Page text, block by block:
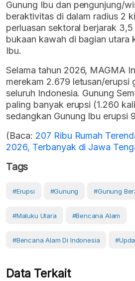
Gunung Ibu dan pengunjung/
beraktivitas di dalam radius 2
perluasan sektoral berjarak
bukaan kawah di bagian utara
Ibu.
Selama tahun 2026, MAGMA
merekam 2.679 letusan/erupsi
seluruh Indonesia. Gunung
paling banyak erupsi (1.260
sedangkan Gunung Ibu erupsi
(Baca: 207 Ribu Rumah
2026, Terbanyak di Jawa
Tags
#erupsi #Gunung #gunung
#Maluku Utara #Bencana Alam
#Bencana Alam Di Indonesia
Data Terkait